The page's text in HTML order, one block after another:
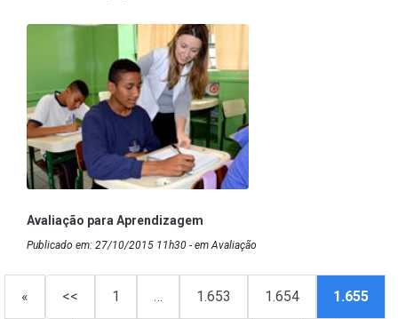
Avaliação para Aprendizagem
Publicado em: 27/10/2015 11h30 - em Avaliação
« << 1 … 1.653 1.654 1.655